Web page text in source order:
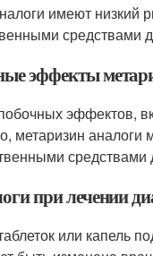
имеют низкий
средствами
эффекты
эффектов,
метаризин
средствами
при лечении
или капель